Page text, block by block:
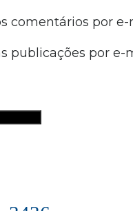
comentários por e-
publicações por e-